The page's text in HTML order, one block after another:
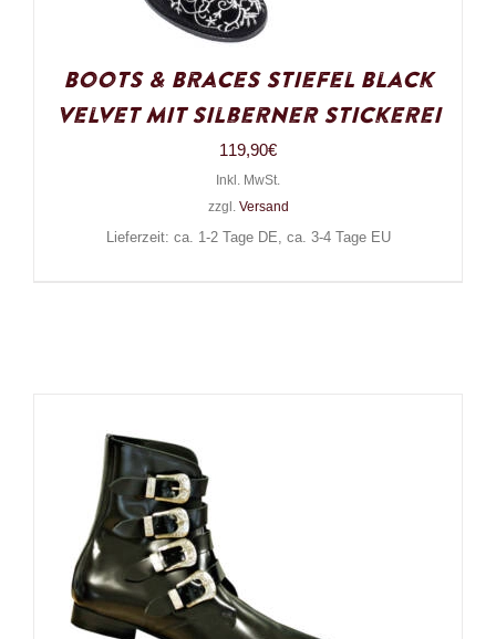
Boots & Braces Stiefel Black
Velvet mit silberner Stickerei
119,90€
Inkl. MwSt.
zzgl. Versand
Lieferzeit: ca. 1-2 Tage DE, ca. 3-4 Tage EU